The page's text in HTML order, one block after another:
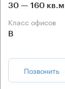
30 — 160 кв.м
Класс офисов
B
Позвонить